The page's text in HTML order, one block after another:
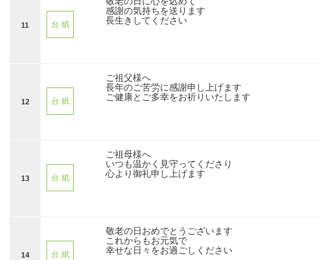
11 台 紙
感謝の気持ちを送ります
長生きしてください
12 台 紙
ご祖父様へ
長年のご苦労に感謝申し上げます
ご健康とご多幸をお祈りいたします
13 台 紙
ご祖母様へ
いつも温かく見守ってくださり
心より御礼申し上げます
14 台 紙
敬老の日おめでとうございます
これからもお元気で
幸せな日々をお過ごしください